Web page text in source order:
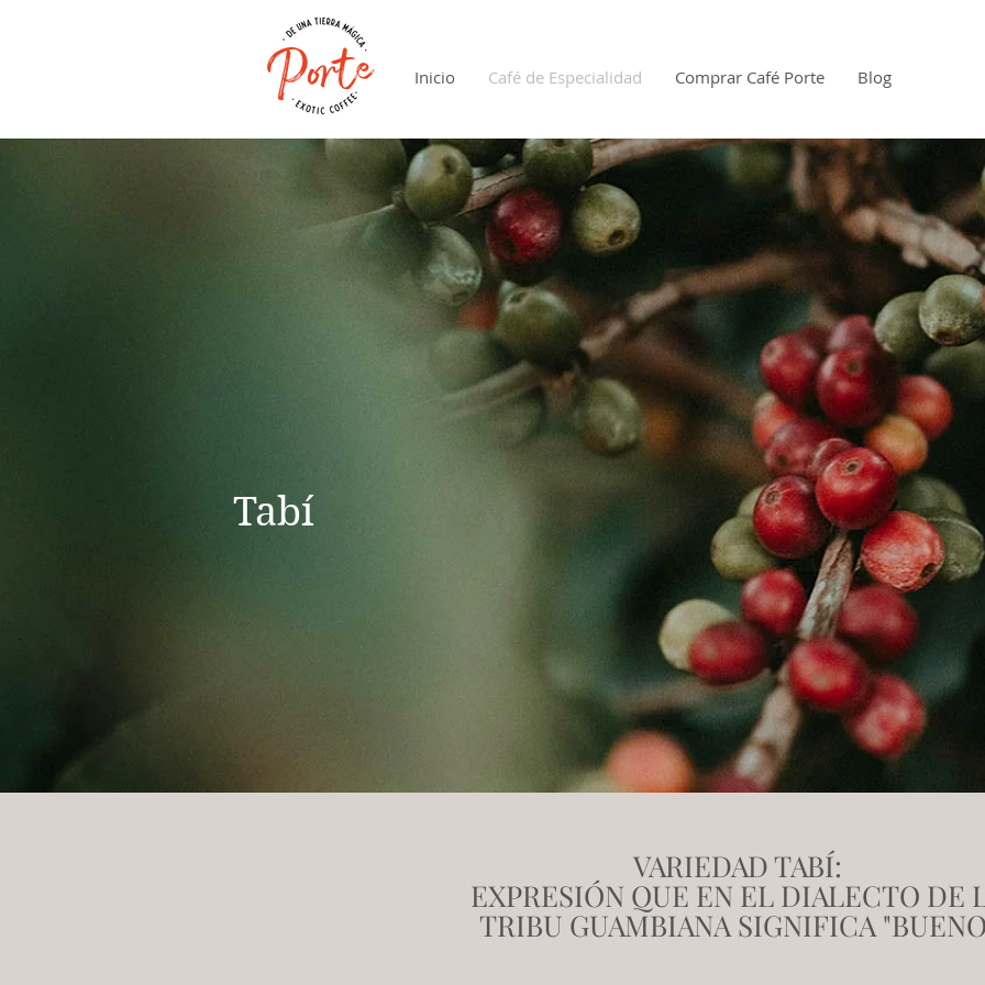
Tabí
VARIEDAD TABÍ:
EXPRESIÓN QUE EN EL DIALECTO DE
TRIBU GUAMBIANA SIGNIFICA
Inicio Café de Especialidad Comprar Café Porte Blog